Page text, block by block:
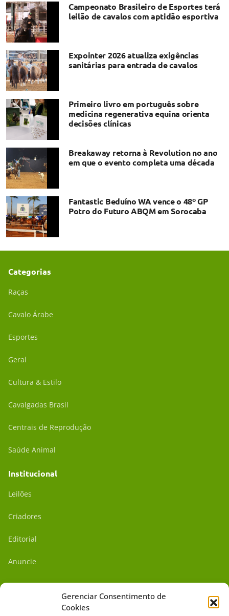
Gerenciar Consentimento de
Cookies
Campeonato Brasileiro de Esportes terá
leilão de cavalos com aptidão esportiva
Expointer 2026 atualiza exigências
sanitárias para entrada de cavalos
Primeiro livro em português sobre
medicina regenerativa equina orienta
decisões clínicas
Breakaway retorna à Revolution no ano
em que o evento completa uma década
Fantastic Beduíno WA vence o 48º GP
Potro do Futuro ABQM em Sorocaba
Categorias
Raças
Cavalo Árabe
Esportes
Geral
Cultura & Estilo
Cavalgadas Brasil
Centrais de Reprodução
Saúde Animal
Institucional
Leilões
Criadores
Editorial
Anuncie
Outros